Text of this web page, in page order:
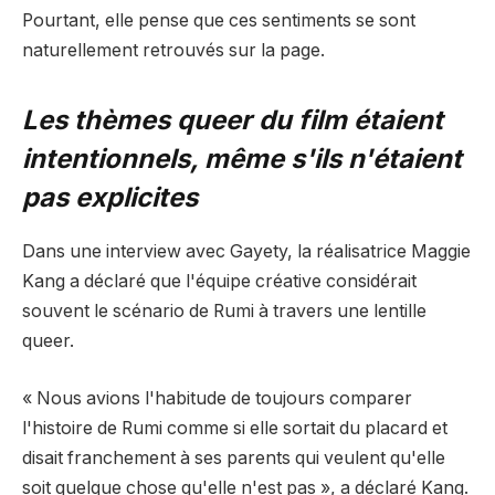
Pourtant, elle pense que ces sentiments se sont
naturellement retrouvés sur la page.
Les thèmes queer du film étaient
intentionnels, même s'ils n'étaient
pas explicites
Dans une interview avec Gayety, la réalisatrice Maggie
Kang a déclaré que l'équipe créative considérait
souvent le scénario de Rumi à travers une lentille
queer.
« Nous avions l'habitude de toujours comparer
l'histoire de Rumi comme si elle sortait du placard et
disait franchement à ses parents qui veulent qu'elle
soit quelque chose qu'elle n'est pas », a déclaré Kang.